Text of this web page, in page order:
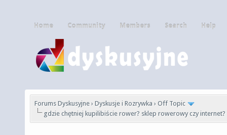
Home Community Members Search Help
Forums Dyskusyjne › Dyskusje i Rozrywka › Off Topic
gdzie chętniej kupilibiście rower? sklep rowerowy czy internet?